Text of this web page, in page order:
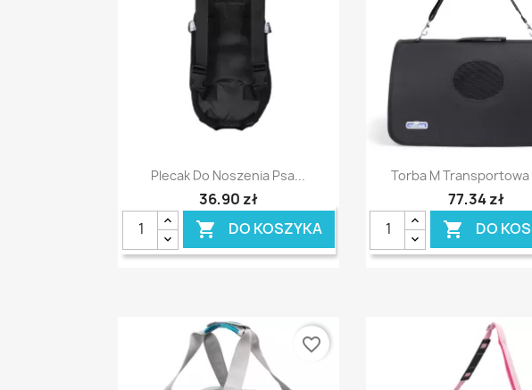
Szybki podgląd
Plecak Do Noszenia Psa...
36,90 zł
 DO KOSZYKA
Szybki
Torba M Transportowa
77,34 zł
 DO
favorite_border